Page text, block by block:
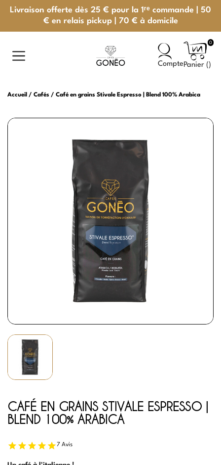
Livraison offerte dès 25 € pour la 1ʳᵉ commande | 50
€ en relais pickup | 70 € à domicile
ComptePanier (
0
)
Accueil Cafés Café en grains Stivale Espresso | Blend 100% Arabica
CAFÉ EN GRAINS STIVALE ESPRESSO |
BLEND 100% ARABICA
7 Avis